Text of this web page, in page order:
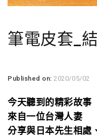
筆電皮套_
Published on:2020/05/02
今天聽到的精彩故事
來自一位台灣人妻
分享與日本先生相處